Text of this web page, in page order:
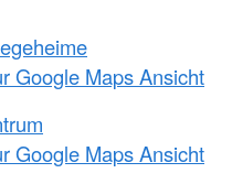
Google Maps Ansicht
Google Maps Ansicht